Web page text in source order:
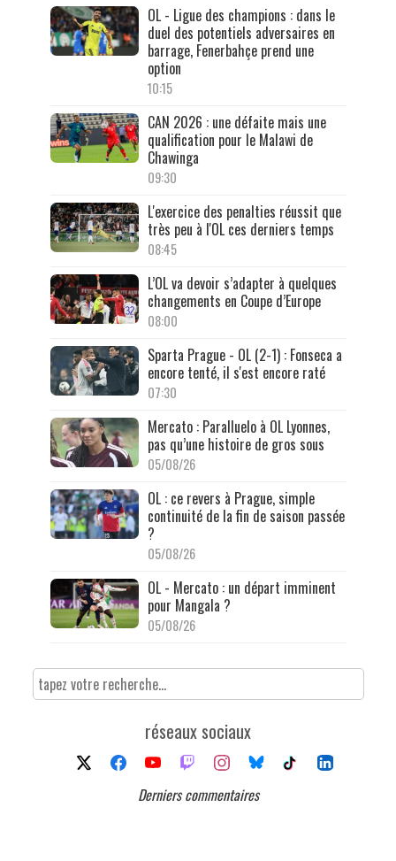
OL - Ligue des champions : dans le
duel des potentiels adversaires en
barrage, Fenerbahçe prend une
option
10:15
CAN 2026 : une défaite mais une
qualification pour le Malawi de
Chawinga
09:30
L'exercice des penalties réussit que
très peu à l'OL ces derniers temps
08:45
L’OL va devoir s’adapter à quelques
changements en Coupe d’Europe
08:00
Sparta Prague - OL (2-1) : Fonseca a
encore tenté, il s'est encore raté
07:30
Mercato : Paralluelo à OL Lyonnes,
pas qu’une histoire de gros sous
05/08/26
OL : ce revers à Prague, simple
continuité de la fin de saison passée
?
05/08/26
OL - Mercato : un départ imminent
pour Mangala ?
05/08/26
réseaux sociaux
Derniers commentaires